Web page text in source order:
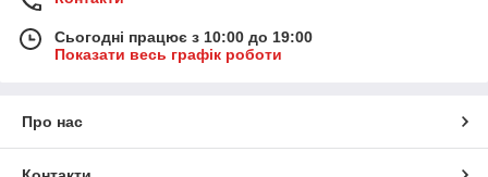
Сьогодні працює з 10:00 до 19:00
Показати весь графік роботи
Про нас